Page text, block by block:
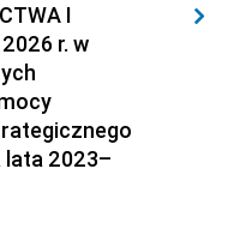
I
r. w
lata 2023–